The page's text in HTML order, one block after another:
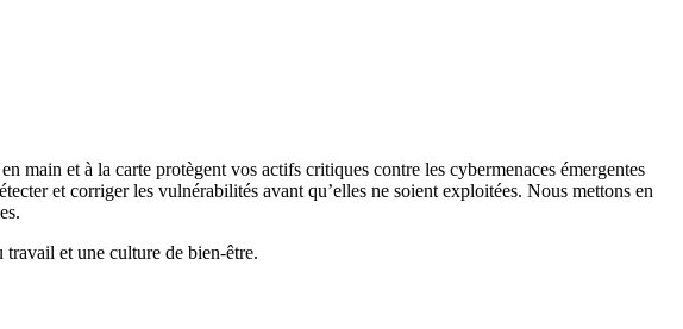
main et à la carte protègent vos actifs critiques contre les cybermenaces émergentes
et corriger les vulnérabilités avant qu’elles ne soient exploitées. Nous mettons en
et une culture de bien-être.